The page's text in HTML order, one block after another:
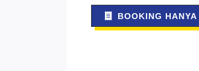
BOOKING